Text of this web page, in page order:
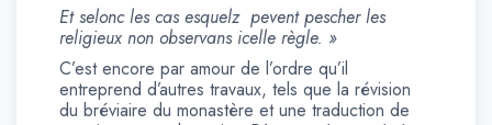
Et selonc les cas esquelz pevent pescher les
religieux non observans icelle règle. »
C’est encore par amour de l’ordre qu’il
entreprend d’autres travaux, tels que la révision
du bréviaire du monastère et une traduction de